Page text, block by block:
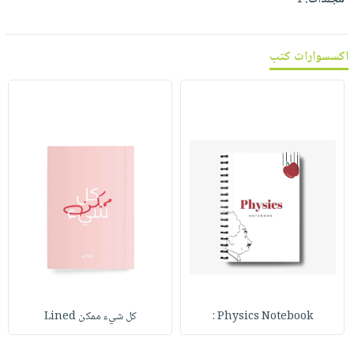
اكسسوارات كتب
Physics Notebook : كل شيء ممكن Lined